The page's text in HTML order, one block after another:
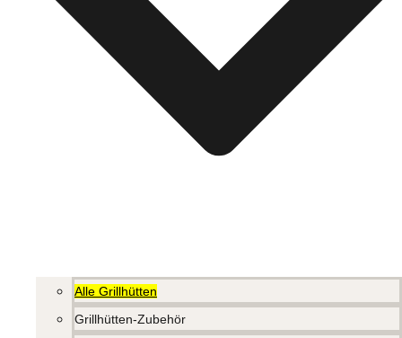
Alle Grillhütten
Grillhütten-Zubehör